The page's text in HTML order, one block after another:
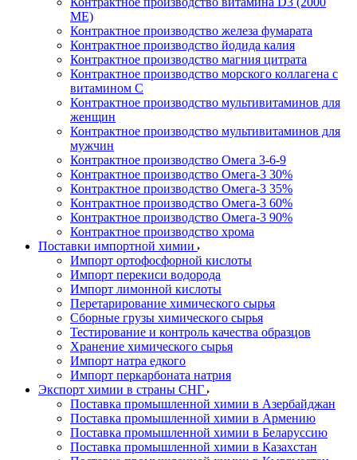
МЕ)
Контрактное производство железа фумарата
Контрактное производство йодида калия
Контрактное производство магния цитрата
Контрактное производство морского коллагена с
витамином С
Контрактное производство мультивитаминов для
женщин
Контрактное производство мультивитаминов для
мужчин
Контрактное производство Омега 3-6-9
Контрактное производство Омега-3 30%
Контрактное производство Омега-3 35%
Контрактное производство Омега-3 60%
Контрактное производство Омега-3 90%
Контрактное производство хрома
Поставки импортной химии
Импорт ортофосфорной кислоты
Импорт перекиси водорода
Импорт лимонной кислоты
Перетарирование химического сырья
Сборные грузы химического сырья
Тестирование и контроль качества образцов
Хранение химического сырья
Импорт натра едкого
Импорт перкарбоната натрия
Экспорт химии в страны СНГ
Поставка промышленной химии в Азербайджан
Поставка промышленной химии в Армению
Поставка промышленной химии в Беларуссию
Поставка промышленной химии в Казахстан